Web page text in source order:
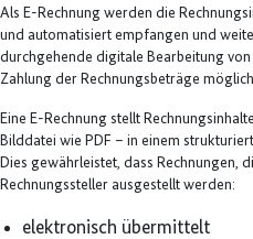
Als E-Rechnung werden die
und automatisiert empfangen und
durchgehende digitale Bearbeitung
Zahlung der Rechnungsbeträge
Eine E-Rechnung stellt
Bilddatei wie PDF – in einem
Dies gewährleistet, dass Rechnungen,
Rechnungssteller ausgestellt werden:
elektronisch übermittelt